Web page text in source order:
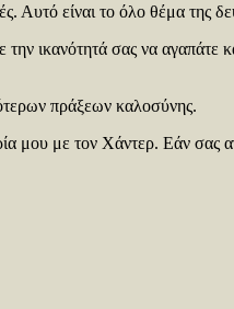
Αυτό είναι το όλο θέμα της
ικανότητά σας να αγαπάτε
πράξεων καλοσύνης.
μου με τον Χάντερ. Εάν σας